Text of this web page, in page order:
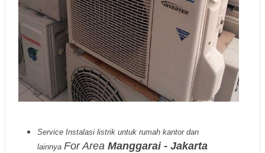
Service Instalasi listrik untuk rumah kantor dan
lainnya For Area Manggarai - Jakarta